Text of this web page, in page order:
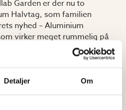
Detaljer Om
Garden er der nu to
Halvtag, som familien
nyhed – Aluminium
virker meget rummelig på
var blandt andet det, der
Nyqvist. "Vi kiggede rundt